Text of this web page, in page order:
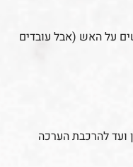
על האש (אבל עובדים
ועד להרכבת הערכה